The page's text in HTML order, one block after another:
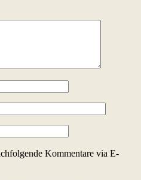
Kommentare via E-